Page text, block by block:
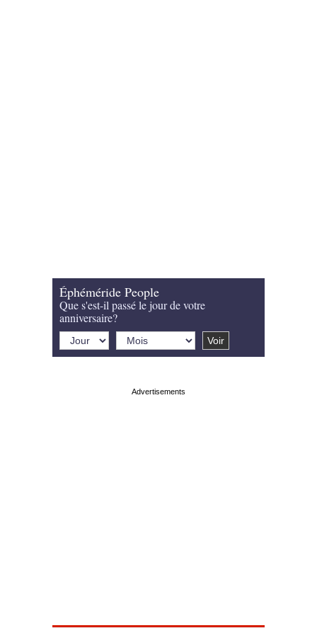
Éphéméride People
Que s'est-il passé le jour de votre
anniversaire?